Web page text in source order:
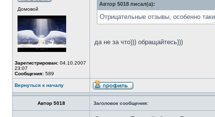
Домовой
Зарегистрирован: 04.10.2007
23:07
Сообщения: 589
Автор 5018 писал(а):
Отрицательные отзывы, особенно
да не за что))) обращайтесь)))
Вернуться к началу
Автор 5018 Заголовок сообщения: